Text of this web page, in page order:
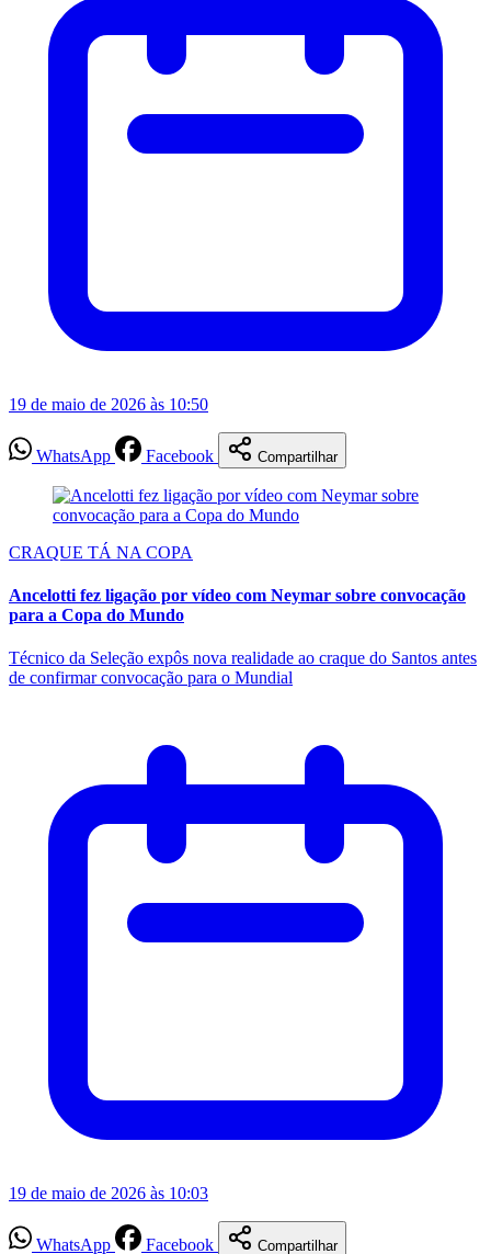
19 de maio de 2026 às 10:50
WhatsApp Facebook Compartilhar
CRAQUE TÁ NA COPA
Ancelotti fez ligação por vídeo com Neymar sobre convocação
para a Copa do Mundo
Técnico da Seleção expôs nova realidade ao craque do Santos antes
de confirmar convocação para o Mundial
19 de maio de 2026 às 10:03
WhatsApp Facebook Compartilhar